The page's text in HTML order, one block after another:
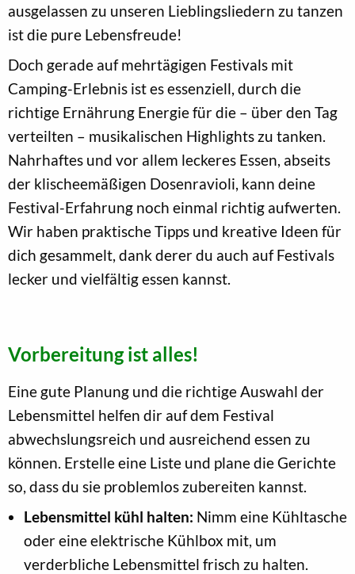
ausgelassen zu unseren Lieblingsliedern zu tanzen
ist die pure Lebensfreude!
Doch gerade auf mehrtägigen Festivals mit
Camping-Erlebnis ist es essenziell, durch die
richtige Ernährung Energie für die – über den Tag
verteilten – musikalischen Highlights zu tanken.
Nahrhaftes und vor allem leckeres Essen, abseits
der klischeemäßigen Dosenravioli, kann deine
Festival-Erfahrung noch einmal richtig aufwerten.
Wir haben praktische Tipps und kreative Ideen für
dich gesammelt, dank derer du auch auf Festivals
lecker und vielfältig essen kannst.
Vorbereitung ist alles!
Eine gute Planung und die richtige Auswahl der
Lebensmittel helfen dir auf dem Festival
abwechslungsreich und ausreichend essen zu
können. Erstelle eine Liste und plane die Gerichte
so, dass du sie problemlos zubereiten kannst.
Lebensmittel kühl halten: Nimm eine Kühltasche
oder eine elektrische Kühlbox mit, um
verderbliche Lebensmittel frisch zu halten.